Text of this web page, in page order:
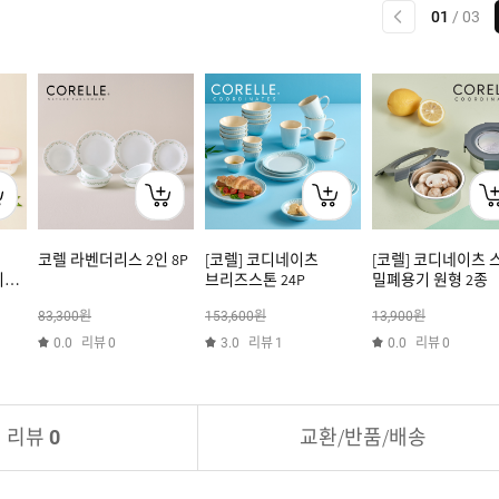
이전
01 / 03
코렐 라벤더리스 2인 8P
83,300원
0.0 리뷰0
[코렐] 코디네이츠
브리즈스톤 24P
153,600원
3.0 리뷰 1
[코렐] 코디네이츠
밀폐용기 원형 2종
13,900원
0.0 리뷰0
리뷰 0 교환/반품/배송